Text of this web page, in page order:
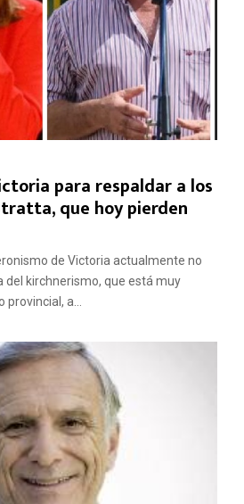
para respaldar a los
que hoy pierden
de Victoria actualmente no
del kirchnerismo, que está muy
provincial, a...